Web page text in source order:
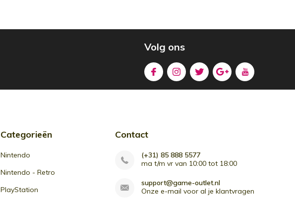
Volg ons
Categorieën
Nintendo
Nintendo - Retro
PlayStation
Contact
(+31) 85 888 5577
ma t/m vr van 10:00 tot 18:00
support@game-outlet.nl
Onze e-mail voor al je klantvragen